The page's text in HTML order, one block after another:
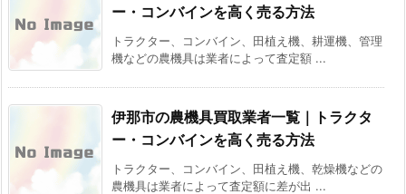
ー・コンバインを高く売る方法
トラクター、コンバイン、田植え機、耕運機、管理
機などの農機具は業者によって査定額 ...
伊那市の農機具買取業者一覧｜トラクタ
ー・コンバインを高く売る方法
トラクター、コンバイン、田植え機、乾燥機などの
農機具は業者によって査定額に差が出 ...